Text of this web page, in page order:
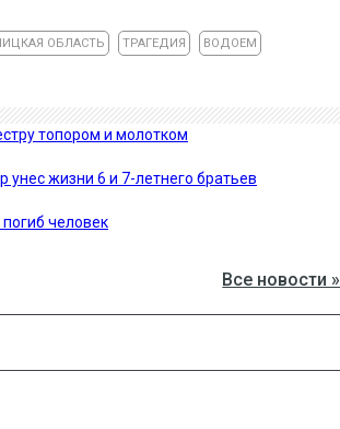
ОБЛАСТЬ ТРАГЕДИЯ ВОДОЕМ
топором и молотком
унес жизни 6 и 7-летнего братьев
человек
Все новости »